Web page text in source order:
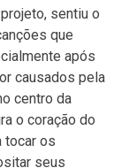
sentiu o
que
após
causados pela
centro da
o coração do
tocar os
seus